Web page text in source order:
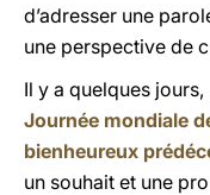
d’adresser une
une perspective de
Il y a quelques
Journée mondiale
bienheureux
un souhait et une